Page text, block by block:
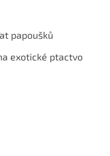
papoušků
exotické ptactvo